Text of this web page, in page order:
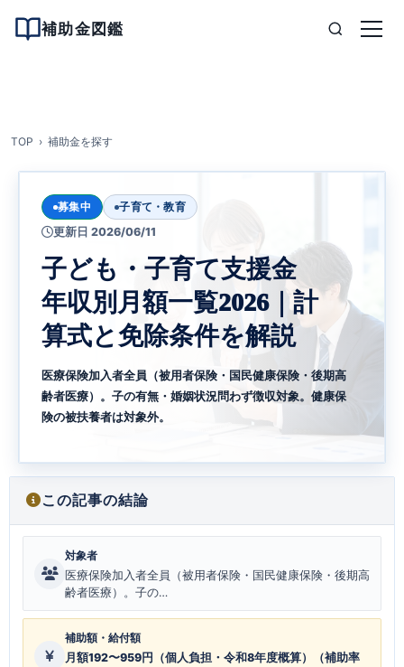
補助金図鑑
TOP 補助金を探す
募集中
子育て・教育
更新日 2026/06/11
子ども・子育て支援金
年収別月額一覧2026｜計
算式と免除条件を解説
医療保険加入者全員（被用者保険・国民健康保険・後期高
齢者医療）。子の有無・婚姻状況問わず徴収対象。健康保
険の被扶養者は対象外。
この記事の結論
対象者
医療保険加入者全員（被用者保険・国民健康保険・後期高
齢者医療）。子の…
補助額・給付額
月額192〜959円（個人負担・令和8年度概算）（補助率